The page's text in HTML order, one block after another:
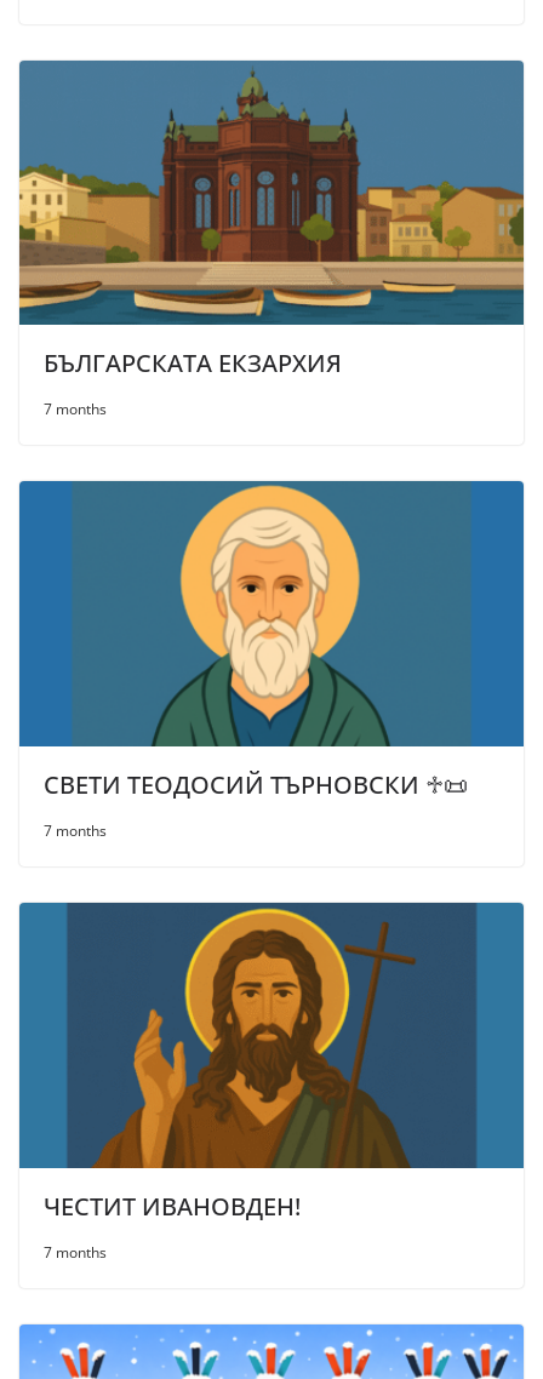
БЪЛГАРСКАТА ЕКЗАРХИЯ
7 months
СВЕТИ ТЕОДОСИЙ ТЪРНОВСКИ ♱📜
7 months
ЧЕСТИТ ИВАНОВДЕН!
7 months